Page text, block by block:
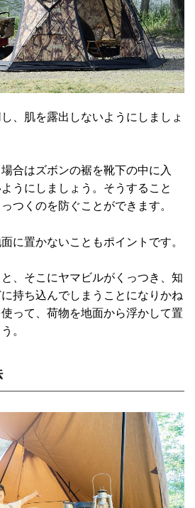
、肌を露出しないようにしましょ
合はズボンの裾を靴下の中に入
うにしましょう。そうすること
つくのを防ぐことができます。
に置かないこともポイントです。
、そこにヤマビルがくっつき、知
持ち込んでしまうことになりかね
って、荷物を地面から浮かして置
。